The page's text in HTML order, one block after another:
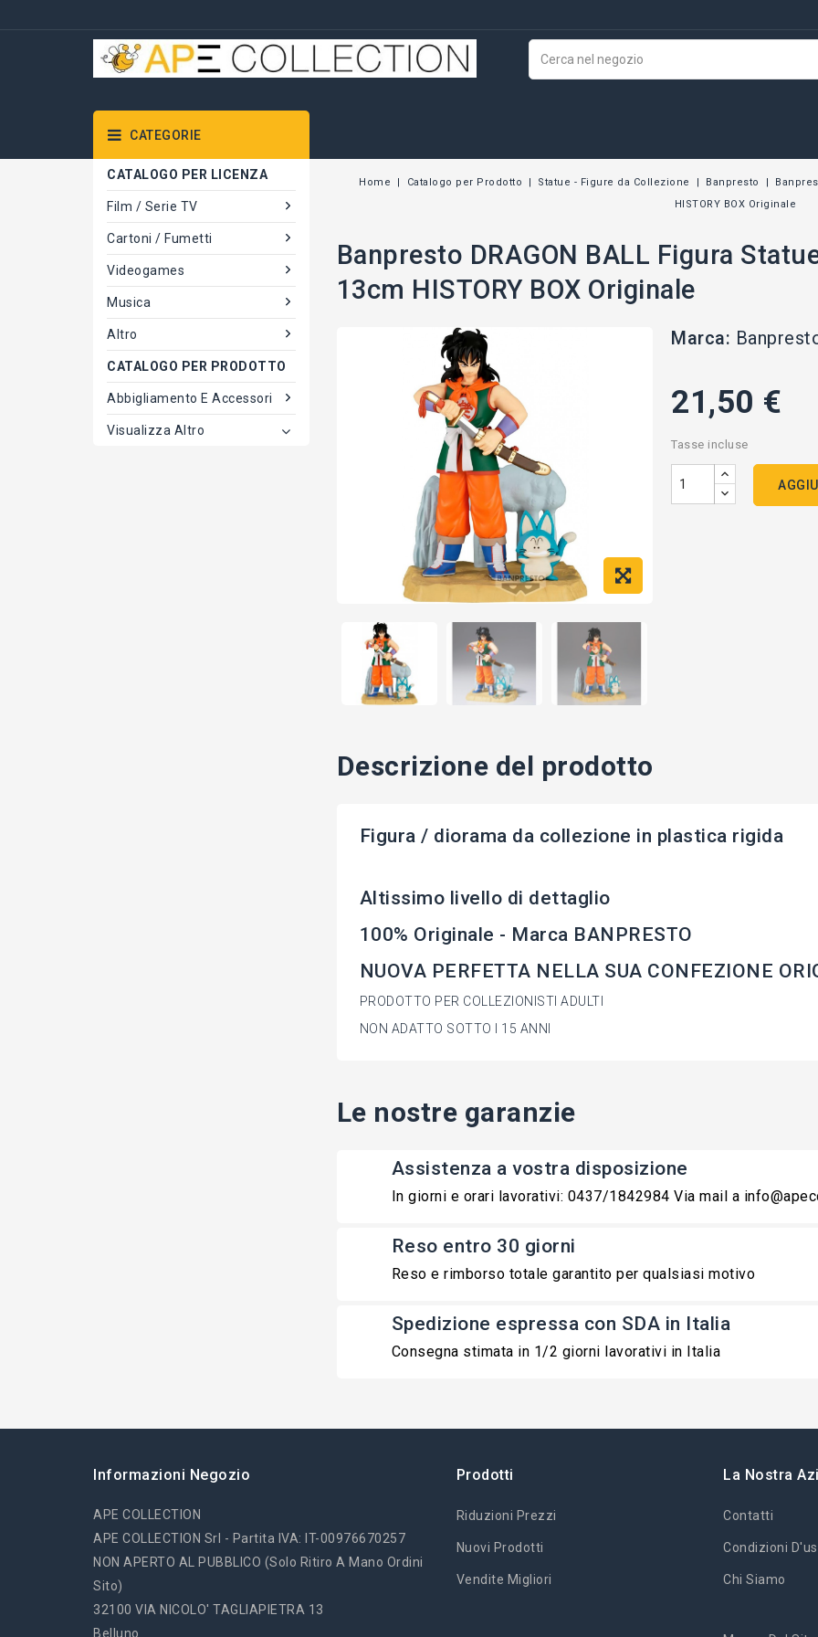
CATEGORIE
CATALOGO PER LICENZA
Film / Serie TV
Cartoni / Fumetti
Videogames
Musica
Altro
CATALOGO PER PRODOTTO
Abbigliamento E Accessori
Visualizza Altro
Home Catalogo per Prodotto Statue - Figure da Collezione Banpresto
HISTORY BOX Originale
Banpresto DRAGON BALL Figura
13cm HISTORY BOX Originale
Marca:
21,50 €
Tasse incluse
Descrizione del prodotto
Figura / diorama da collezione in plastica rigida
Altissimo livello di dettaglio
100% Originale - Marca BANPRESTO
NUOVA PERFETTA NELLA SUA CONFEZIONE
PRODOTTO PER COLLEZIONISTI ADULTI
NON ADATTO SOTTO I 15 ANNI
Le nostre garanzie
Assistenza a vostra disposizione
In giorni e orari lavorativi: 0437/1842984 Via mail a
Reso entro 30 giorni
Reso e rimborso totale garantito per qualsiasi motivo
Spedizione espressa con SDA in Italia
Consegna stimata in 1/2 giorni lavorativi in Italia
Informazioni Negozio
APE COLLECTION
APE COLLECTION Srl - Partita IVA: IT-00976670257
NON APERTO AL PUBBLICO (solo Ritiro A Mano Ordini
Sito)
32100 VIA NICOLO' TAGLIAPIETRA 13
Belluno
Prodotti
Riduzioni Prezzi
Nuovi Prodotti
Vendite Migliori
La Nostra
Contatti
Condizioni
Chi Siamo